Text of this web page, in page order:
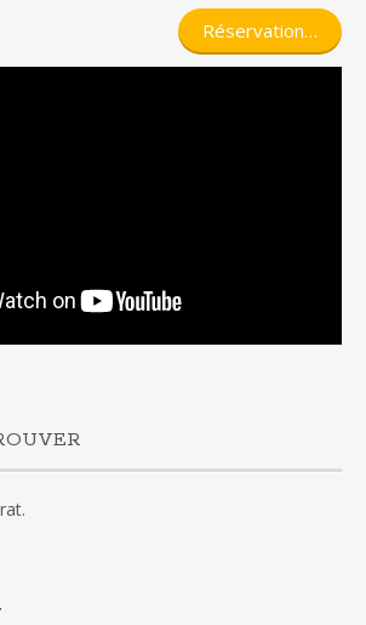
Réservation…